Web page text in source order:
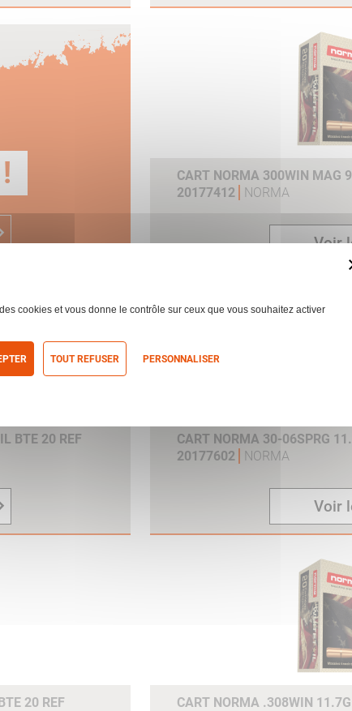
CART NORMA 300WIN MAG
20177412
NORMA
Voir
BTE 20 REF
CART NORMA 30-06SPRG
20177602
NORMA
Voir
20 REF
CART NORMA .308WIN
cookies et vous donne le contrôle sur ceux que vous souhaitez activer
TOUT REFUSER PERSONNALISER